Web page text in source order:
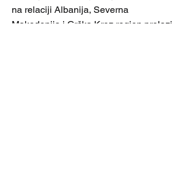
na relaciji Albanija, Severna
Makedonija i Grčka.Kroz region prolazi